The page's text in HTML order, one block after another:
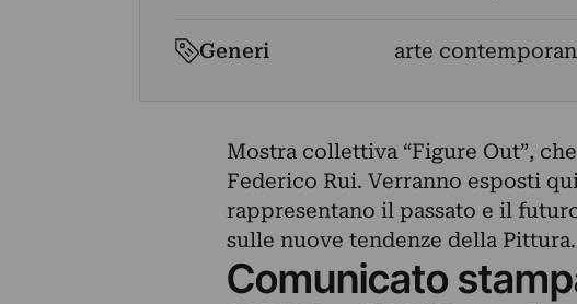
Generi arte
Mostra collettiva “Figure Out”,
Federico Rui. Verranno esposti
rappresentano il passato e il
sulle nuove tendenze della Pittura.
Comunicato